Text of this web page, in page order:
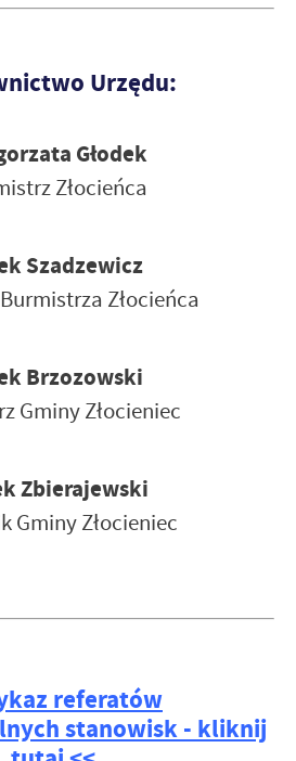
Urzędu:
Głodek
Złocieńca
Szadzewicz
Złocieńca
Brzozowski
Gminy Złocieniec
Zbierajewski
Gminy Złocieniec
referatów
stanowisk - kliknij